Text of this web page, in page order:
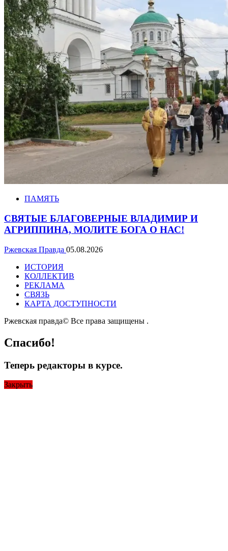
ПАМЯТЬ
СВЯТЫЕ БЛАГОВЕРНЫЕ ВЛАДИМИР И
АГРИППИНА, МОЛИТЕ БОГА О НАС!
Ржевская Правда 05.08.2026
ИСТОРИЯ
КОЛЛЕКТИВ
РЕКЛАМА
СВЯЗЬ
КАРТА ДОСТУПНОСТИ
Ржевская правда© Все права защищены .
Спасибо!
Теперь редакторы в курсе.
Закрыть